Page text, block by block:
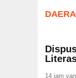
14 jam